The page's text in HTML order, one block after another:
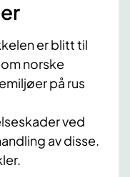
er blitt til
norske
på rus
ved
av disse.